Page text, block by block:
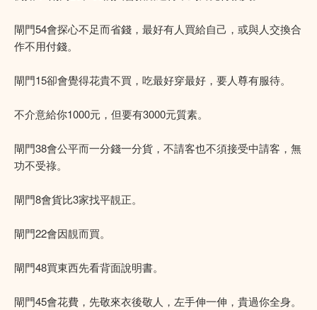
閘門54會探心不足而省錢，最好有人買給自己，或與人交換合
作不用付錢。
閘門15卻會覺得花貴不買，吃最好穿最好，要人尊有服待。
不介意給你1000元，但要有3000元質素。
閘門38會公平而一分錢一分貨，不請客也不須接受中請客，無
功不受祿。
閘門8會貨比3家找平靚正。
閘門22會因靚而買。
閘門48買東西先看背面說明書。
閘門45會花費，先敬來衣後敬人，左手伸一伸，貴過你全身。